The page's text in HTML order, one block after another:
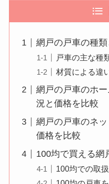
網戸の戸車の種
戸車の主な種
材質による違
網戸の戸車のホ
況と価格を比較
網戸の戸車のネ
価格を比較
100均で買える網
100均での取